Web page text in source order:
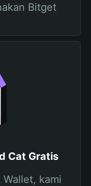
Bitget
Cat Gratis
kami